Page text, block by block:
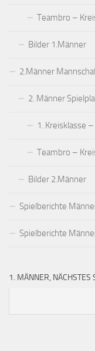
Teambro –
Bilder 1.Männer
2.Männer
2. Männer
1. Kreisklasse
Teambro –
Bilder 2.Männer
Spielberichte
Spielberichte
1. MÄNNER, NÄCHSTES